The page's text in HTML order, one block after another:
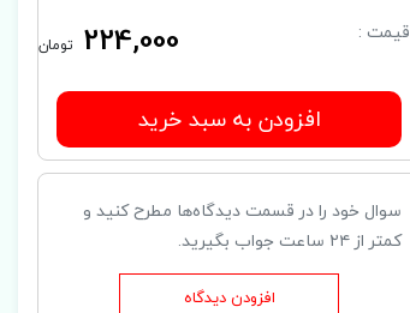
قیمت : 224,000 تومان
افزودن به سبد خرید
سوال خود را در قسمت دیدگاه‌ها مطرح کنید و
کمتر از ۲۴ ساعت جواب بگیرید.
افزودن دیدگاه